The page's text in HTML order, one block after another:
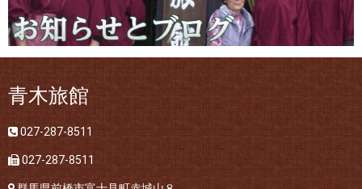
青木旅館
027-287-8511
027-287-8511